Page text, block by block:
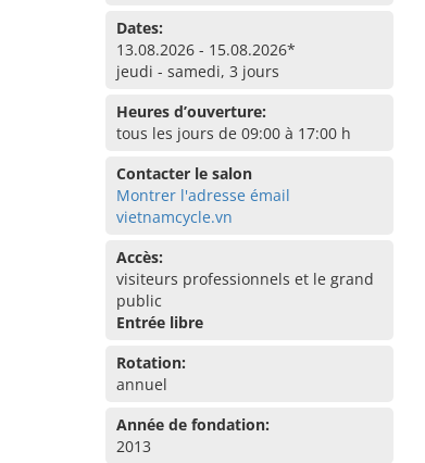
Dates:
13.08.2026 - 15.08.2026*
jeudi - samedi, 3 jours
Heures d’ouverture:
tous les jours de 09:00 à 17:00 h
Contacter le salon
Montrer l'adresse émail
vietnamcycle.vn
Accès:
visiteurs professionnels et le grand
public
Entrée libre
Rotation:
annuel
Année de fondation:
2013